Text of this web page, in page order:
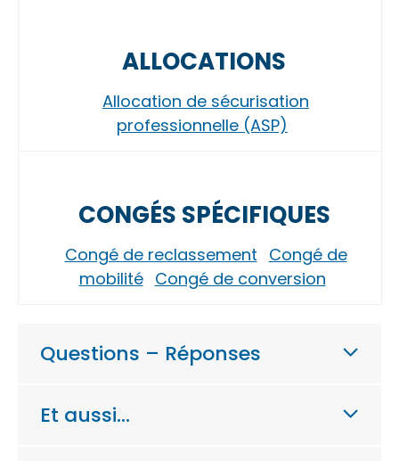
ALLOCATIONS
Allocation de sécurisation
professionnelle (ASP)
CONGÉS SPÉCIFIQUES
Congé de reclassement Congé de
mobilité Congé de conversion
Questions – Réponses
Et aussi…